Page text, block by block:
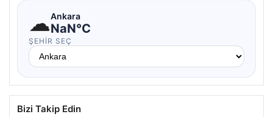
☁Ankara
NaN°C
ŞEHIR SEÇ
Bizi Takip Edin